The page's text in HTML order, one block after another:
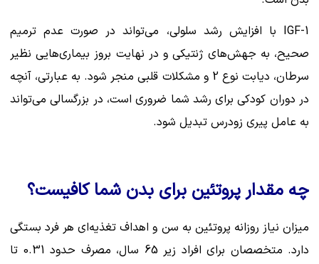
IGF-1 با افزایش رشد سلولی، می‌تواند در صورت عدم ترمیم
صحیح، به جهش‌های ژنتیکی و در نهایت بروز بیماری‌هایی نظیر
سرطان، دیابت نوع 2 و مشکلات قلبی منجر شود. به عبارتی، آنچه
در دوران کودکی برای رشد شما ضروری است، در بزرگسالی می‌تواند
به عامل پیری زودرس تبدیل شود.
چه مقدار پروتئین برای بدن شما کافیست؟
میزان نیاز روزانه پروتئین به سن و اهداف تغذیه‌ای هر فرد بستگی
دارد. متخصصان برای افراد زیر 65 سال، مصرف حدود 0.31 تا